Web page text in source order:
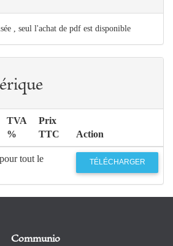
, seul l'achat de pdf est disponible
TVA
%
Prix
TTC
Action
tout le
TÉLÉCHARGER
Communio